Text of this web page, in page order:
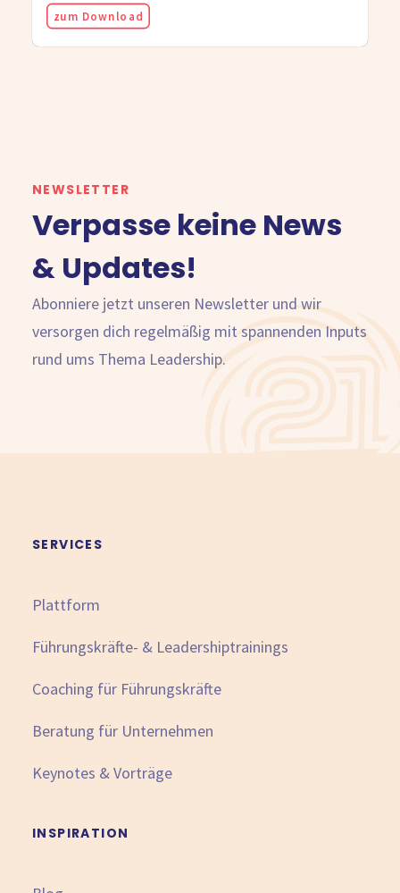
zum Download
NEWSLETTER
Verpasse keine News
& Updates!
Abonniere jetzt unseren Newsletter und wir
versorgen dich regelmäßig mit spannenden Inputs
rund ums Thema Leadership.
SERVICES
Plattform
Führungskräfte- & Leadershiptrainings
Coaching für Führungskräfte
Beratung für Unternehmen
Keynotes & Vorträge
INSPIRATION